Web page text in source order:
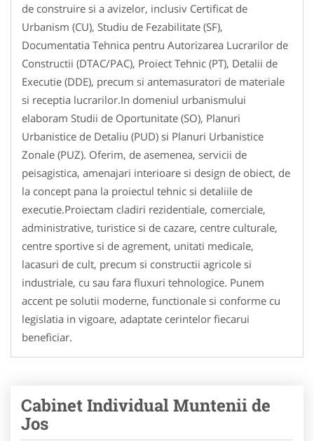
de construire si a avizelor, inclusiv Certificat de
Urbanism (CU), Studiu de Fezabilitate (SF),
Documentatia Tehnica pentru Autorizarea Lucrarilor de
Constructii (DTAC/PAC), Proiect Tehnic (PT), Detalii de
Executie (DDE), precum si antemasuratori de materiale
si receptia lucrarilor.In domeniul urbanismului
elaboram Studii de Oportunitate (SO), Planuri
Urbanistice de Detaliu (PUD) si Planuri Urbanistice
Zonale (PUZ). Oferim, de asemenea, servicii de
peisagistica, amenajari interioare si design de obiect, de
la concept pana la proiectul tehnic si detaliile de
executie.Proiectam cladiri rezidentiale, comerciale,
administrative, turistice si de cazare, centre culturale,
centre sportive si de agrement, unitati medicale,
lacasuri de cult, precum si constructii agricole si
industriale, cu sau fara fluxuri tehnologice. Punem
accent pe solutii moderne, functionale si conforme cu
legislatia in vigoare, adaptate cerintelor fiecarui
beneficiar.
Cabinet Individual Muntenii de
Jos